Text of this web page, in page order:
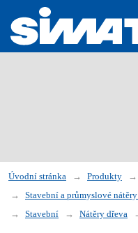
Úvodní stránka Produkty
Stavební a průmyslové
Stavební
Nátěry dřeva